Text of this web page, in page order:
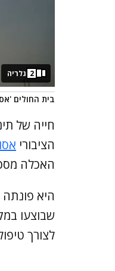
בית החולים
2 גלריה
חייה של
הציבורי
האכלה
היא
לצורך